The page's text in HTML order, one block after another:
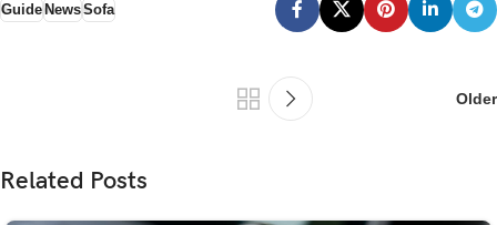
GuideNewsSofa
Older
Related Posts